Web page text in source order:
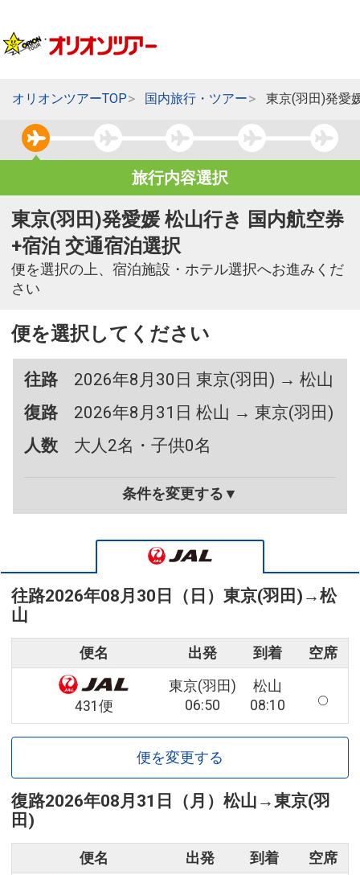
オリオンツアーTOP 国内旅行・ツアー 東京(羽田)発愛
旅行内容選択
東京(羽田)発愛媛 松山行き 国内航空券
+宿泊 交通宿泊選択
便を選択の上、宿泊施設・ホテル選択へお進みくだ
さい
便を選択してください
往路
2026年8月30日 東京(羽田) → 松山
復路
2026年8月31日 松山 → 東京(羽田)
人数
大人2名・子供0名
条件を変更する▼
往路2026年08月30日（日） 東京(羽田) →松
山
便名 出発 到着 空席
431便
東京(羽田)
06:50
松山
08:10
便を変更する
復路2026年08月31日（月） 松山 →東京(羽
田)
便名 出発 到着 空席